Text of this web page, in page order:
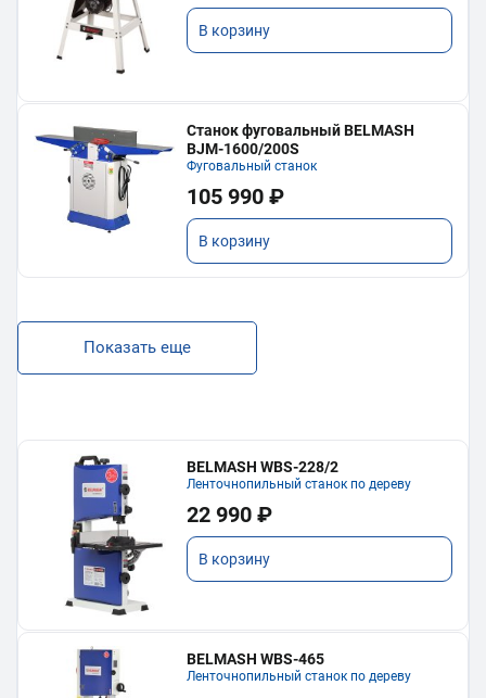
В корзину
Станок фуговальный BELMASH
BJM-1600/200S
Фуговальный станок
105 990 ₽
В корзину
Показать еще
BELMASH WBS-228/2
Ленточнопильный станок по дереву
22 990 ₽
В корзину
BELMASH WBS-465
Ленточнопильный станок по дереву